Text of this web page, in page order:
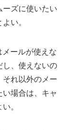
ズに使いたい
い。
ールが使えな
し、使えないの
れ以外のメー
場合は、キャ
。